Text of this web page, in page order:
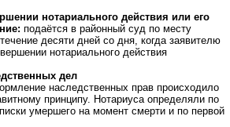
нотариального действия или его
подаётся в районный суд по месту
десяти дней со дня, когда заявителю
нотариального действия
дел
наследственных прав происходило
принципу. Нотариуса определяли по
умершего на момент смерти и по первой